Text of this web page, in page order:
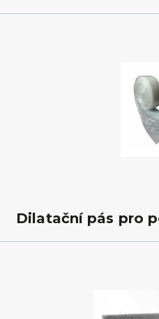
Dilatační pás pro